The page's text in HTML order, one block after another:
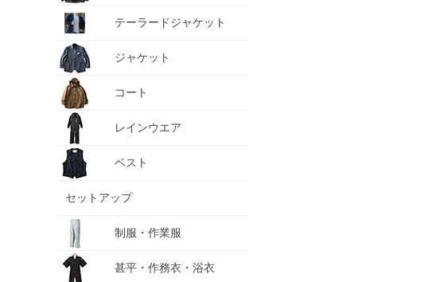
テーラードジャケット
ジャケット
コート
レインウエア
ベスト
セットアップ
制服・作業服
甚平・作務衣・浴衣